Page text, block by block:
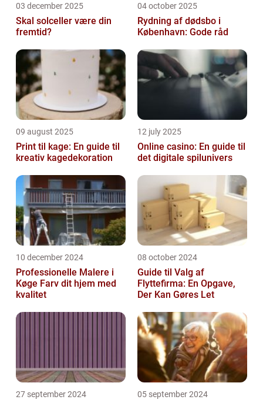
03 december 2025
Skal solceller være din
fremtid?
04 october 2025
Rydning af dødsbo i
København: Gode råd
09 august 2025
Print til kage: En guide til
kreativ kagedekoration
12 july 2025
Online casino: En guide til
det digitale spilunivers
10 december 2024
Professionelle Malere i
Køge Farv dit hjem med
kvalitet
08 october 2024
Guide til Valg af
Flyttefirma: En Opgave,
Der Kan Gøres Let
27 september 2024 05 september 2024